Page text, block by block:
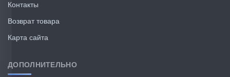
Контакты
Возврат товара
Карта сайта
ДОПОЛНИТЕЛЬНО